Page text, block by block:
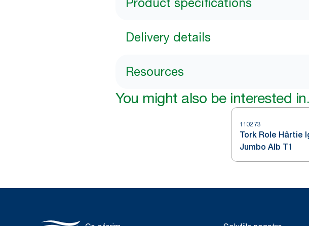
Delivery details
Resources
You might also be interested
110273
Tork Role Hârtie
Jumbo Alb T1